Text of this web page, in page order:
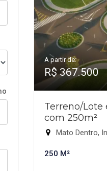
A partir de:
R$ 367.500
Terreno/Lote
com 250m²
Mato Dentro,
250 M²